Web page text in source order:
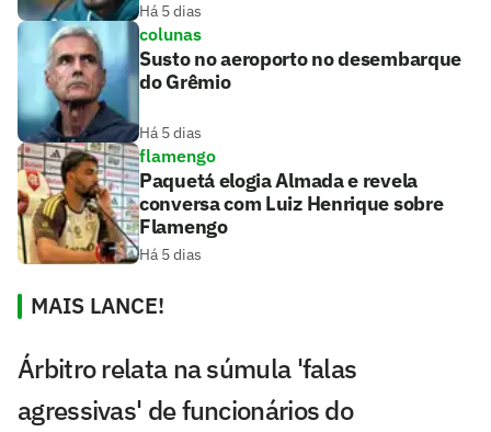
Há 5 dias
colunas
Susto no aeroporto no desembarque
do Grêmio
Há 5 dias
flamengo
Paquetá elogia Almada e revela
conversa com Luiz Henrique sobre
Flamengo
Há 5 dias
MAIS LANCE!
Árbitro relata na súmula 'falas
agressivas' de funcionários do